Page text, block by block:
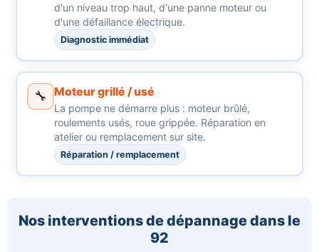
d'un niveau trop haut, d'une panne moteur ou
d'une défaillance électrique.
Diagnostic immédiat
🔧 Moteur grillé / usé
La pompe ne démarre plus : moteur brûlé,
roulements usés, roue grippée. Réparation en
atelier ou remplacement sur site.
Réparation / remplacement
Nos interventions de dépannage dans le
92